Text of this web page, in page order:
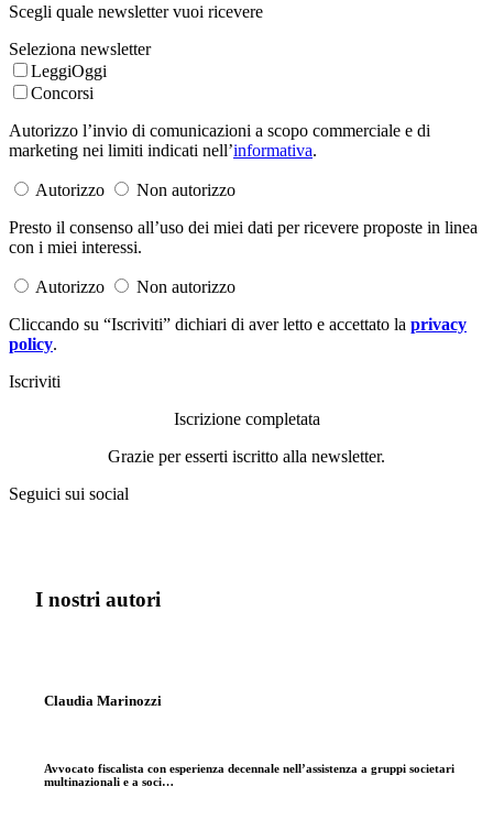
Scegli quale newsletter vuoi ricevere
Seleziona newsletter
LeggiOggi
Concorsi
Autorizzo l’invio di comunicazioni a scopo commerciale e di
marketing nei limiti indicati nell’informativa.
Autorizzo
Non autorizzo
Presto il consenso all’uso dei miei dati per ricevere proposte in linea
con i miei interessi.
Autorizzo
Non autorizzo
Cliccando su “Iscriviti” dichiari di aver letto e accettato la privacy
policy.
Iscriviti
Iscrizione completata
Grazie per esserti iscritto alla newsletter.
Seguici sui social
I nostri autori
Claudia Marinozzi
Avvocato fiscalista con esperienza decennale nell’assistenza a gruppi societari
multinazionali e a soci…